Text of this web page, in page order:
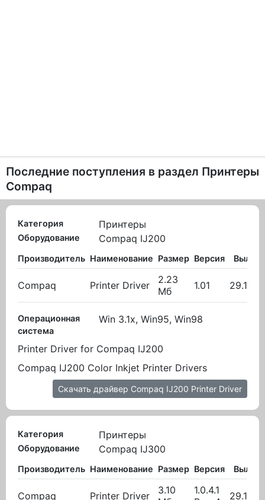
Последние поступления в раздел Принтеры
Compaq
Категория Принтеры
Оборудование Compaq IJ200
Производитель Наименование Размер Версия
Compaq Printer Driver
2.23
Мб
1.01
Операционная
система
Win 3.1x, Win95, Win98
Printer Driver for Compaq IJ200
Compaq IJ200 Color Inkjet Printer Drivers
Скачать драйвер Compaq IJ200 Printer Driver
Категория Принтеры
Оборудование Compaq IJ300
Производитель Наименование Размер Версия
Compaq Printer Driver
3.10
1.0.4.1